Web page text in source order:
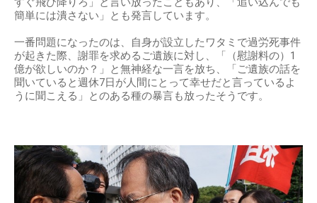
簡単には潰さない」とも発言しています。
一番問題になったのは、自身が設立したワタミで過労死事件
が起きた際、謝罪を求めるご遺族に対し、「（慰謝料の）1
億が欲しいのか？」と無神経な一言を放ち、「ご遺族の話を
聞いていると週休7日が人間にとって幸せだと言っているよ
うに聞こえる」とのある種の暴言も放ったそうです。